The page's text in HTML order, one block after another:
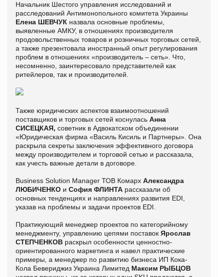
Начальник Шестого управления исследований и
расследований Антимонопольного комитета Украины
Елена ШЕВЧУК назвала основные проблемы,
выявленные АМКУ, в отношениях производителя
продовольственных товаров и розничных торговых сетей,
а также презентовала иностранный опыт регулирования
проблем в отношениях «производитель – сеть». Что,
несомненно, заинтересовало представителей как
ритейлеров, так и производителей.
Также юридических аспектов взаимоотношений
поставщиков и торговых сетей коснулась Анна
СИСЕЦКАЯ, советник в Адвокатском объединении
«Юридическая фирма «Василь Кисиль и Партнеры». Она
раскрыла секреты заключения эффективного договора
между производителем и торговой сетью и рассказала,
как учесть важные детали в договоре.
Business Solution Manager ТОВ Комарх Александра
ЛЮБИЧЕНКО и София ФЛИНТА рассказали об
основных тенденциях и направлениях развития EDI,
указав на проблемы и задачи проектов EDI.
Практикующий менеджер проектов по категорийному
менеджменту, управлению цепями поставок Ярослав
СТЕПЧЕНКОВ раскрыл особенности ценностно-
ориентированного маркетинга и навел практические
примеры, а менеджер по развитию бизнеса ИП Кока-
Кола Бевериджиз Украина Лимитед Максим РЫБЦОВ